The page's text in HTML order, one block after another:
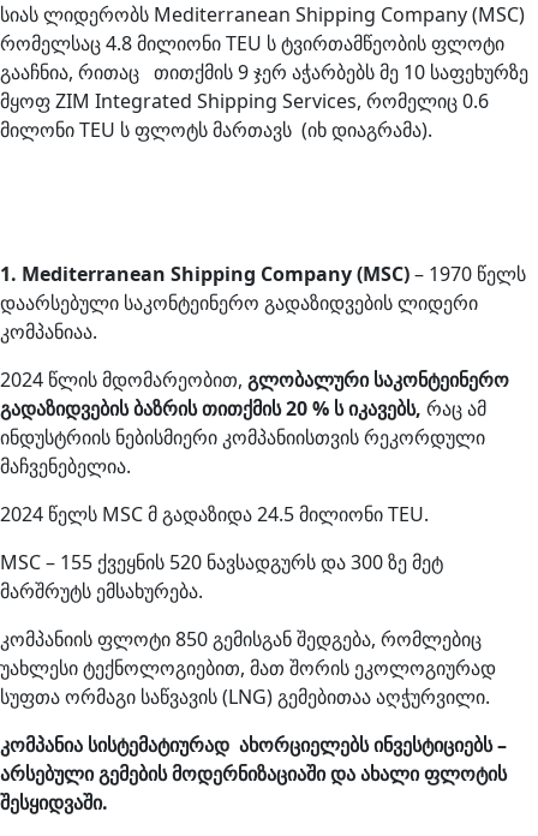
სიას ლიდერობს Mediterranean Shipping Company (MSC)
რომელსაც 4.8 მილიონი TEU ს ტვირთამწეობის ფლოტი
გააჩნია, რითაც თითქმის 9 ჯერ აჭარბებს მე 10 საფეხურზე
მყოფ ZIM Integrated Shipping Services, რომელიც 0.6
მილონი TEU ს ფლოტს მართავს (იხ დიაგრამა).
1. Mediterranean Shipping Company (MSC)– 1970 წელს
დაარსებული საკონტეინერო გადაზიდვების ლიდერი
კომპანიაა.
2024 წლის მდომარეობით, გლობალური საკონტეინერო
გადაზიდვების ბაზრის თითქმის 20 % ს იკავებს, რაც ამ
ინდუსტრიის ნებისმიერი კომპანიისთვის რეკორდული
მაჩვენებელია.
2024 წელს MSC მ გადაზიდა 24.5 მილიონი TEU.
MSC – 155 ქვეყნის 520 ნავსადგურს და 300 ზე მეტ
მარშრუტს ემსახურება.
კომპანიის ფლოტი 850 გემისგან შედგება, რომლებიც
უახლესი ტექნოლოგიებით, მათ შორის ეკოლოგიურად
სუფთა ორმაგი საწვავის (LNG) გემებითაა აღჭურვილი.
კომპანია სისტემატიურად ახორციელებს ინვესტიციებს –
არსებული გემების მოდერნიზაციაში და ახალი ფლოტის
შესყიდვაში.